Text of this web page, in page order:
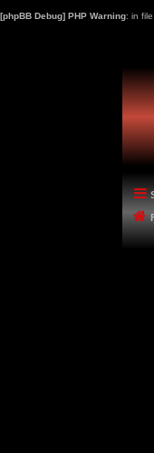
[phpBB Debug] PHP Warning: in file